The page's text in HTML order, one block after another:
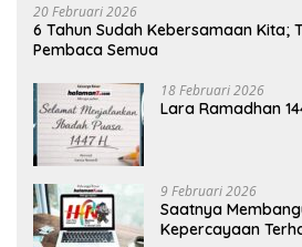
20 Februari 2026
6 Tahun Sudah Kebersamaan Kita;
Pembaca Semua
18 Februari 2026
Lara Ramadhan
9 Februari 2026
Saatnya
Kepercayaan